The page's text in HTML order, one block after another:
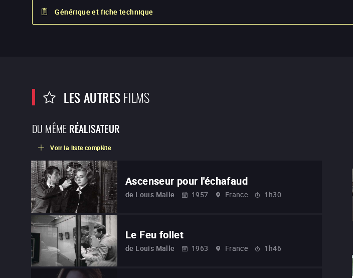
Générique et fiche technique
LES AUTRESFILMS
DU MÊMERÉALISATEUR
Voir la liste complète
Ascenseur pour l'échafaud
de Louis Malle 1957 France 1h30
Le Feu follet
de Louis Malle 1963 France 1h46